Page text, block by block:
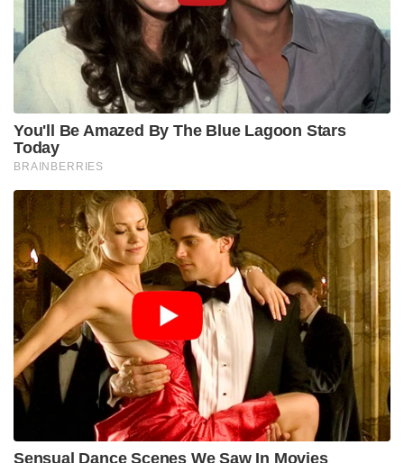
You'll Be Amazed By The Blue Lagoon Stars
Today
BRAINBERRIES
Sensual Dance Scenes We Saw In Movies